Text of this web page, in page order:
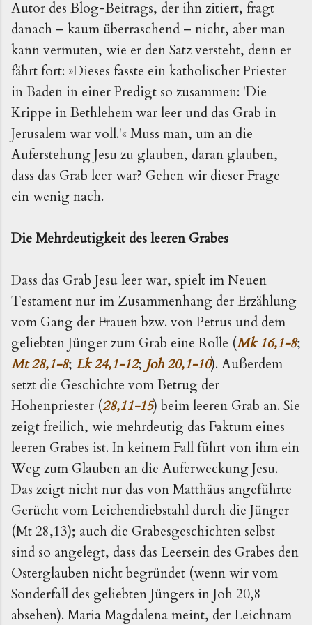
Autor des Blog-Beitrags, der ihn zitiert, fragt
danach – kaum überraschend – nicht, aber man
kann vermuten, wie er den Satz versteht, denn er
fährt fort: »Dieses fasste ein katholischer Priester
in Baden in einer Predigt so zusammen: 'Die
Krippe in Bethlehem war leer und das Grab in
Jerusalem war voll.'« Muss man, um an die
Auferstehung Jesu zu glauben, daran glauben,
dass das Grab leer war? Gehen wir dieser Frage
ein wenig nach.
Die Mehrdeutigkeit des leeren Grabes
Dass das Grab Jesu leer war, spielt im Neuen
Testament nur im Zusammenhang der Erzählung
vom Gang der Frauen bzw. von Petrus und dem
geliebten Jünger zum Grab eine Rolle (Mk 16,1-8;
Mt 28,1-8; Lk 24,1-12; Joh 20,1-10). Außerdem
setzt die Geschichte vom Betrug der
Hohenpriester (28,11-15) beim leeren Grab an. Sie
zeigt freilich, wie mehrdeutig das Faktum eines
leeren Grabes ist. In keinem Fall führt von ihm ein
Weg zum Glauben an die Auferweckung Jesu.
Das zeigt nicht nur das von Matthäus angeführte
Gerücht vom Leichendiebstahl durch die Jünger
(Mt 28,13); auch die Grabesgeschichten selbst
sind so angelegt, dass das Leersein des Grabes den
Osterglauben nicht begründet (wenn wir vom
Sonderfall des geliebten Jüngers in Joh 20,8
absehen). Maria Magdalena meint, der Leichnam